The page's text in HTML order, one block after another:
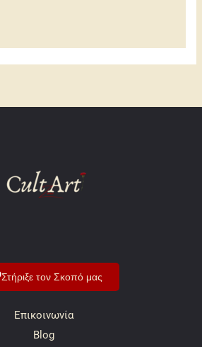
Στήριξε τον Σκοπό μας
Επικοινωνία
Blog